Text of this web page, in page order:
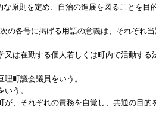
原則を定め、自治の進展を図ることを目
各号に掲げる用語の意義は、それぞれ当
は在勤する個人若しくは町内で活動する
町議会議員をいう。
う。
、それぞれの責務を自覚し、共通の目的